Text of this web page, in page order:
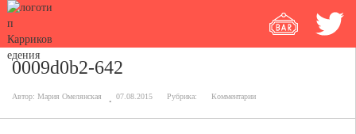
0009d0b2-642
Автор: Мария Омелянская 07.08.2015 Рубрика: Комментарии